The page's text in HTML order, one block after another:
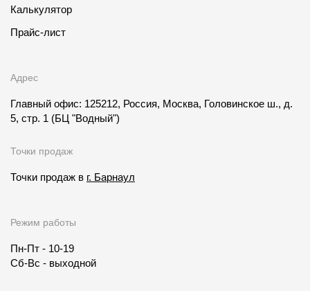
Калькулятор
Прайс-лист
Адрес
Главный офис: 125212, Россия, Москва, Головинское ш., д.
5, стр. 1 (БЦ "Водный")
Точки продаж
Точки продаж в г. Барнаул
Режим работы
Пн-Пт - 10-19
Сб-Вс - выходной